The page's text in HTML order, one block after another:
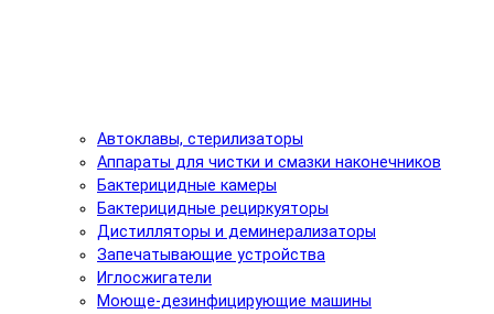
Автоклавы, стерилизаторы
Аппараты для чистки и смазки наконечников
Бактерицидные камеры
Бактерицидные рециркуяторы
Дистилляторы и деминерализаторы
Запечатывающие устройства
Иглосжигатели
Моюще-дезинфицирующие машины